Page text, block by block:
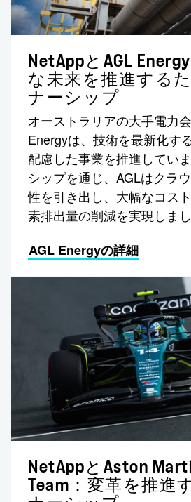
NetAppとAGL
な未来を推進する
ナーシップ
オーストラリアの大手電力
Energyは、技術を最新化す
配慮した事業を推進してい
シップを通じ、AGLはクラ
性を引き出し、大幅なコス
素排出量の削減を実現しまし
AGL Energyの詳細
NetAppとAston
Team：変革を推進